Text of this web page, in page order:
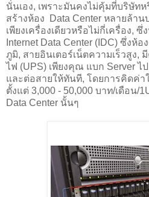
นั่นเอง, เพราะมันคงไม่คุ้มที่บริษัท
สร้างห้อง Data Center หลายล้าน
เพียงเครื่องเดียวหรือไม่กี่เครื่อง,
Internet Data Center (IDC) ซึ่ง
ภูมิ, สายอินเตอร์เน็ตความเร็วสูง,
ไฟ (UPS) เพียงคุณ แบก Server ไ
และต่อสายให้ทันที, โดยการคิดค่า
ตั้งแต่ 3,000 - 50,000 บาท/เดือน/
Data Center นั้นๆ